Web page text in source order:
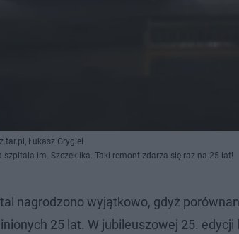
Łukasz Grygiel
szpitala im. Szczeklika. Taki remont zdarza się raz na 25 lat!
nagrodzono wyjątkowo, gdyż
25 lat. W jubileuszowej 25.